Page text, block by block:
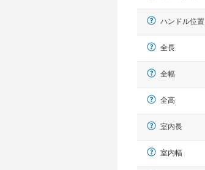
ハンドル位置
全長
全幅
全高
室内長
室内幅